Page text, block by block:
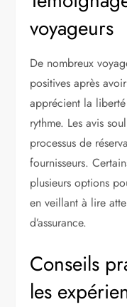
voyageurs
De nombreux
positives après avoir
apprécient la
rythme. Les avis
processus de
fournisseurs.
plusieurs options
en veillant à lire
d’assurance.
Conseils
les